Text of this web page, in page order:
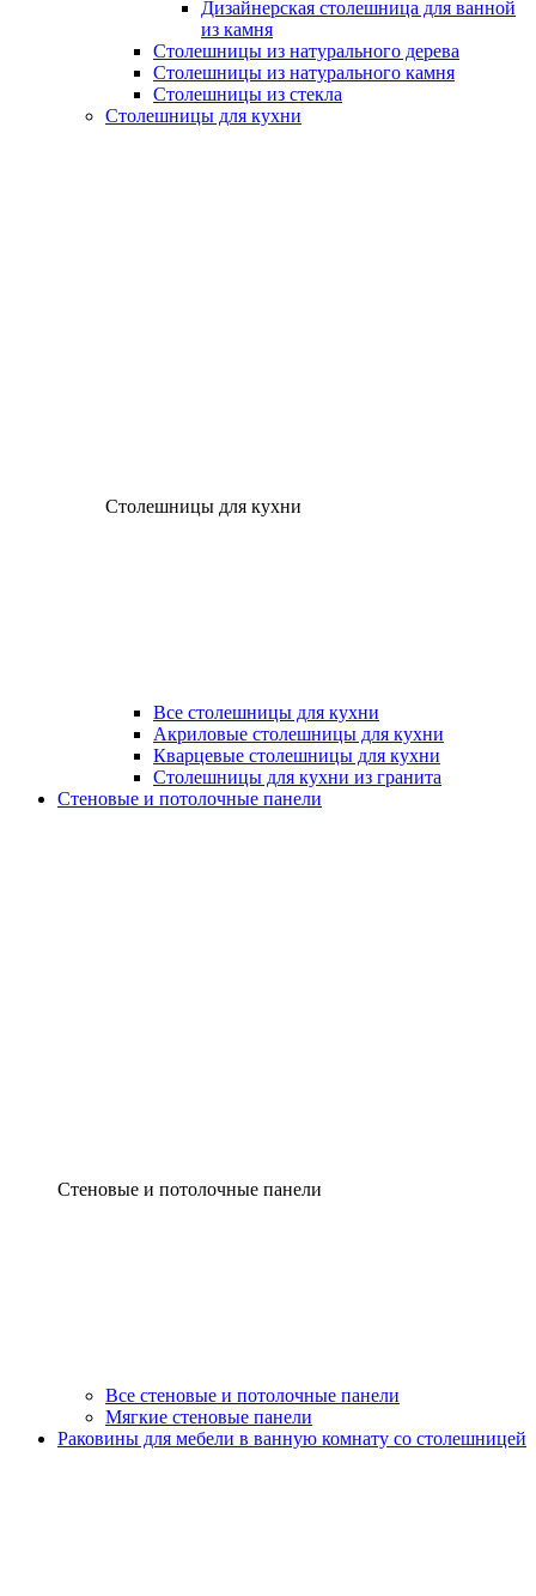
Дизайнерская столешница для ванной
из камня
Столешницы из натурального дерева
Столешницы из натурального камня
Столешницы из стекла
Столешницы для кухни
Столешницы для кухни
Все столешницы для кухни
Акриловые столешницы для кухни
Кварцевые столешницы для кухни
Столешницы для кухни из гранита
Стеновые и потолочные панели
Стеновые и потолочные панели
Все стеновые и потолочные панели
Мягкие стеновые панели
Раковины для мебели в ванную комнату со столешницей